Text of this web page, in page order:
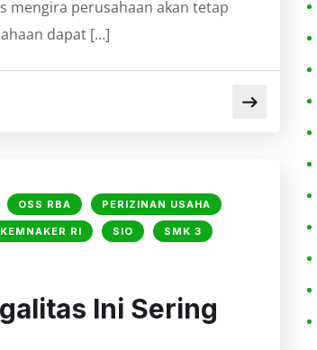
mengira perusahaan akan tetap
dapat […]
OSS RBA PERIZINAN USAHA
RI SIO SMK 3
Ini Sering